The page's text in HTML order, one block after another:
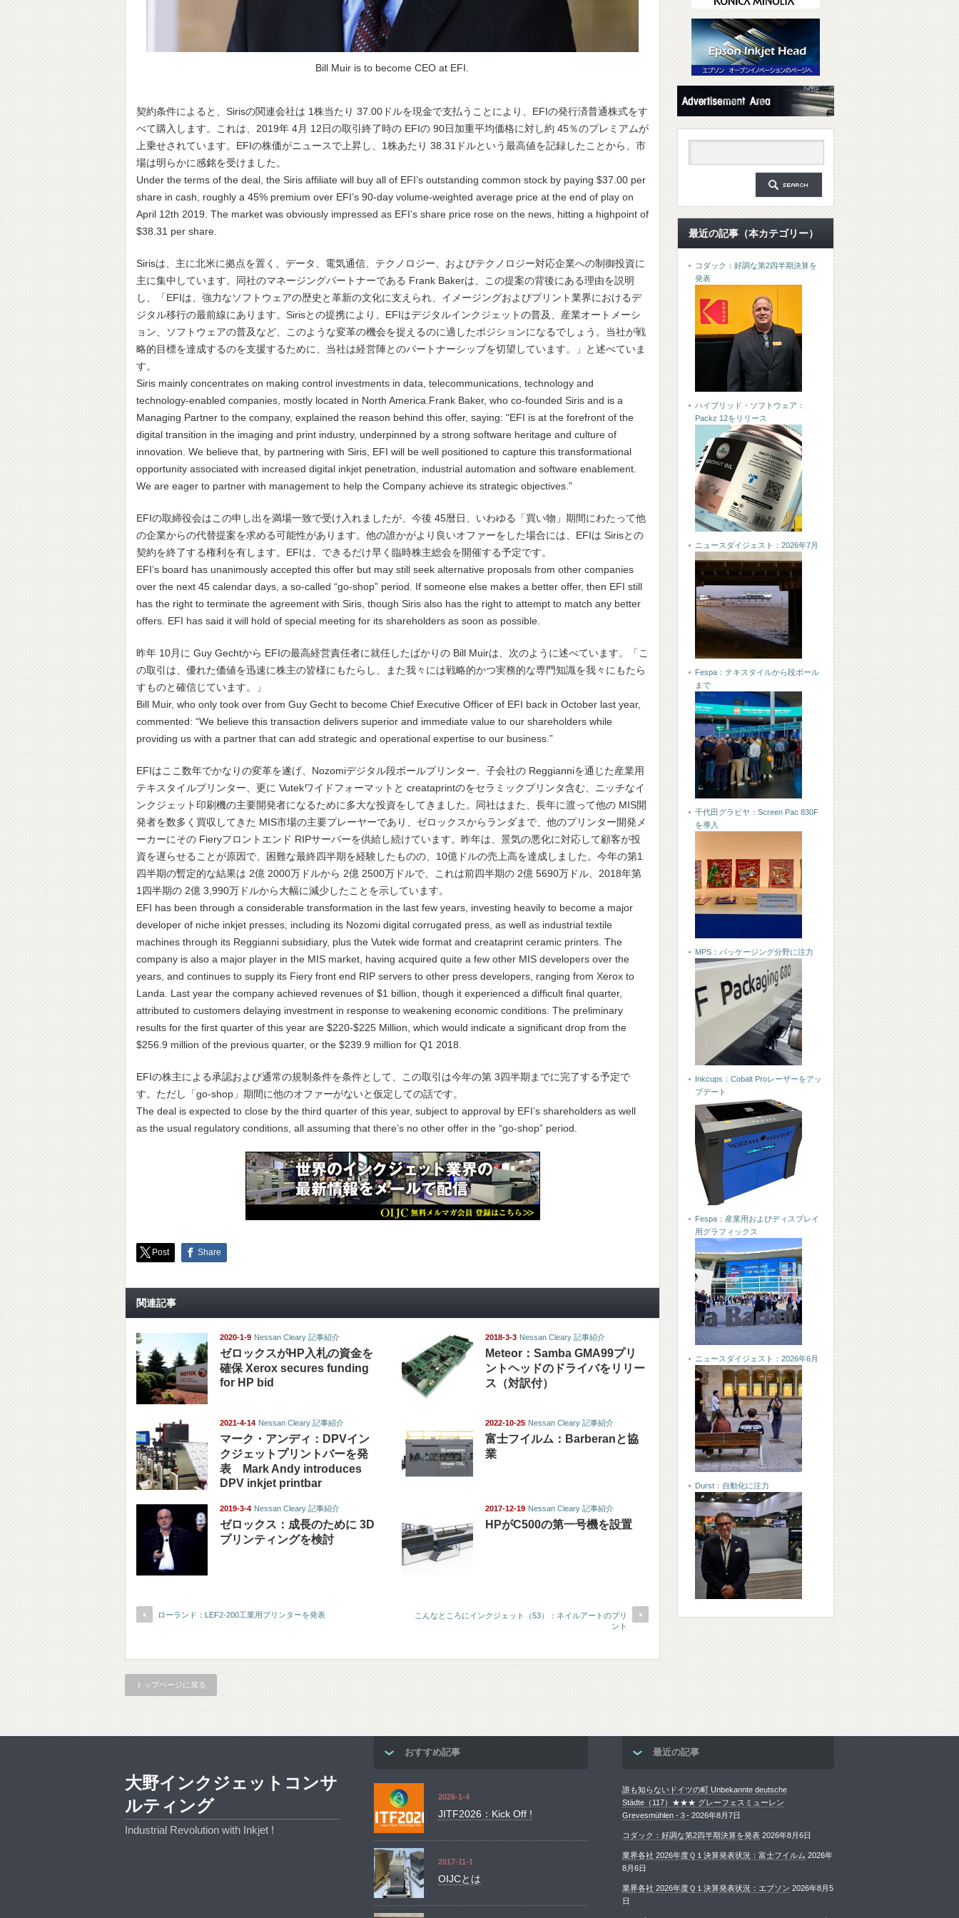
Bill Muir is to become CEO at EFI.
契約条件によると、Sirisの関連会社は 1株当たり 37.00ドルを現金で支払うことにより、EFIの発行済普通株式をす
べて購入します。これは、2019年 4月 12日の取引終了時の EFIの 90日加重平均価格に対し約 45％のプレミアムが
上乗せされています。EFIの株価がニュースで上昇し、1株あたり 38.31ドルという最高値を記録したことから、市
場は明らかに感銘を受けました。
Under the terms of the deal, the Siris affiliate will buy all of EFI’s outstanding common stock by paying $37.00 per
share in cash, roughly a 45% premium over EFI’s 90-day volume-weighted average price at the end of play on
April 12th 2019. The market was obviously impressed as EFI’s share price rose on the news, hitting a highpoint of
$38.31 per share.
Sirisは、主に北米に拠点を置く、データ、電気通信、テクノロジー、およびテクノロジー対応企業への制御投資に
主に集中しています。同社のマネージングパートナーである Frank Bakerは、この提案の背後にある理由を説明
し、「EFIは、強力なソフトウェアの歴史と革新の文化に支えられ、イメージングおよびプリント業界におけるデ
ジタル移行の最前線にあります。Sirisとの提携により、EFIはデジタルインクジェットの普及、産業オートメーシ
ョン、ソフトウェアの普及など、このような変革の機会を捉えるのに適したポジションになるでしょう。当社が戦
略的目標を達成するのを支援するために、当社は経営陣とのパートナーシップを切望しています。」と述べていま
す。
Siris mainly concentrates on making control investments in data, telecommunications, technology and
technology-enabled companies, mostly located in North America.Frank Baker, who co-founded Siris and is a
Managing Partner to the company, explained the reason behind this offer, saying: “EFI is at the forefront of the
digital transition in the imaging and print industry, underpinned by a strong software heritage and culture of
innovation. We believe that, by partnering with Siris, EFI will be well positioned to capture this transformational
opportunity associated with increased digital inkjet penetration, industrial automation and software enablement.
We are eager to partner with management to help the Company achieve its strategic objectives.”
EFIの取締役会はこの申し出を満場一致で受け入れましたが、今後 45暦日、いわゆる「買い物」期間にわたって他
の企業からの代替提案を求める可能性があります。他の誰かがより良いオファーをした場合には、EFIは Sirisとの
契約を終了する権利を有します。EFIは、できるだけ早く臨時株主総会を開催する予定です。
EFI’s board has unanimously accepted this offer but may still seek alternative proposals from other companies
over the next 45 calendar days, a so-called “go-shop” period. If someone else makes a better offer, then EFI still
has the right to terminate the agreement with Siris, though Siris also has the right to attempt to match any better
offers. EFI has said it will hold of special meeting for its shareholders as soon as possible.
昨年 10月に Guy Gechtから EFIの最高経営責任者に就任したばかりの Bill Muirは、次のように述べています。「こ
の取引は、優れた価値を迅速に株主の皆様にもたらし、また我々には戦略的かつ実務的な専門知識を我々にもたら
すものと確信じています。」
Bill Muir, who only took over from Guy Gecht to become Chief Executive Officer of EFI back in October last year,
commented: “We believe this transaction delivers superior and immediate value to our shareholders while
providing us with a partner that can add strategic and operational expertise to our business.”
EFIはここ数年でかなりの変革を遂げ、Nozomiデジタル段ボールプリンター、子会社の Reggianniを通じた産業用
テキスタイルプリンター、更に Vutekワイドフォーマットと creataprintのをセラミックプリンタ含む、ニッチなイ
ンクジェット印刷機の主要開発者になるために多大な投資をしてきました。同社はまた、長年に渡って他の MIS開
発者を数多く買収してきた MIS市場の主要プレーヤーであり、ゼロックスからランダまで、他のプリンター開発メ
ーカーにその Fieryフロントエンド RIPサーバーを供給し続けています。昨年は、景気の悪化に対応して顧客が投
資を遅らせることが原因で、困難な最終四半期を経験したものの、10億ドルの売上高を達成しました。今年の第1
四半期の暫定的な結果は 2億 2000万ドルから 2億 2500万ドルで、これは前四半期の 2億 5690万ドル、2018年第
1四半期の 2億 3,990万ドルから大幅に減少したことを示しています。
EFI has been through a considerable transformation in the last few years, investing heavily to become a major
developer of niche inkjet presses, including its Nozomi digital corrugated press, as well as industrial textile
machines through its Reggianni subsidiary, plus the Vutek wide format and creataprint ceramic printers. The
company is also a major player in the MIS market, having acquired quite a few other MIS developers over the
years, and continues to supply its Fiery front end RIP servers to other press developers, ranging from Xerox to
Landa. Last year the company achieved revenues of $1 billion, though it experienced a difficult final quarter,
attributed to customers delaying investment in response to weakening economic conditions. The preliminary
results for the first quarter of this year are $220-$225 Million, which would indicate a significant drop from the
$256.9 million of the previous quarter, or the $239.9 million for Q1 2018.
EFIの株主による承認および通常の規制条件を条件として、この取引は今年の第 3四半期までに完了する予定で
す。ただし「go-shop」期間に他のオファーがないと仮定しての話です。
The deal is expected to close by the third quarter of this year, subject to approval by EFI’s shareholders as well
as the usual regulatory conditions, all assuming that there’s no other offer in the “go-shop” period.
Post Share
関連記事
2020-1-9 Nessan Cleary 記事紹介
ゼロックスがHP入札の資金を
確保 Xerox secures funding
for HP bid
2018-3-3 Nessan Cleary 記事紹介
Meteor：Samba GMA99プリ
ントヘッドのドライバをリリー
ス（対訳付）
2021-4-14 Nessan Cleary 記事紹介
マーク・アンディ：DPVイン
クジェットプリントバーを発
表 Mark Andy introduces
DPV inkjet printbar
2022-10-25 Nessan Cleary 記事紹介
富士フイルム：Barberanと協
業
2019-3-4 Nessan Cleary 記事紹介
ゼロックス：成長のために 3D
プリンティングを検討
2017-12-19 Nessan Cleary 記事紹介
HPがC500の第一号機を設置
ローランド：LEF2-200工業用プリンターを発表
こんなところにインクジェット（53）：ネイルアートのプリ
ント
トップページに戻る
最近の記事（本カテゴリー）
コダック：好調な第2四半期決算を
発表
ハイブリッド・ソフトウェア：
Packz 12をリリース
ニュースダイジェスト：2026年7月
Fespa：テキスタイルから段ボール
まで
千代田グラビヤ：Screen Pac 830F
を導入
MPS：パッケージング分野に注力
Inkcups：Cobalt Proレーザーをアッ
プデート
Fespa：産業用およびディスプレイ
用グラフィックス
ニュースダイジェスト：2026年6月
Durst：自動化に注力
おすすめ記事
2026-1-4
JITF2026：Kick Off !
2017-11-1
OIJCとは
最近の記事
誰も知らないドイツの町 Unbekannte deutsche
Städte（117）★★★ グレーフェスミューレン
Grevesmühlen -３- 2026年8月7日
コダック：好調な第2四半期決算を発表 2026年8月6日
業界各社 2026年度Ｑ１決算発表状況：富士フイルム 2026年
8月6日
業界各社 2026年度Ｑ１決算発表状況：エプソン 2026年8月5
日
大野インクジェットコンサ
ルティング
Industrial Revolution with Inkjet !